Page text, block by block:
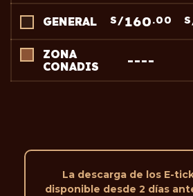
GENERAL S/160.00
ZONA
CONADIS
----
La descarga de los E-
disponible desde 2 días